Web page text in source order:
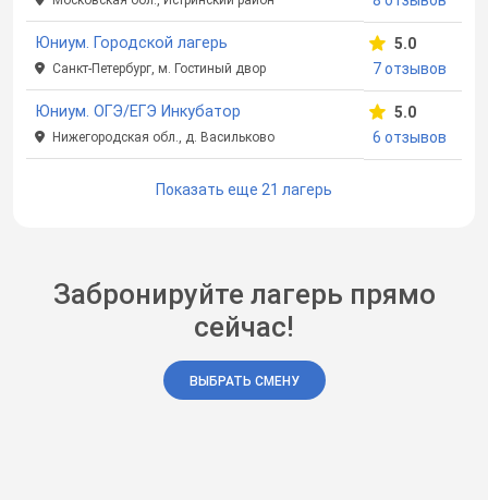
Юниум. Городской лагерь
Санкт-Петербург, м. Гостиный двор
5.0
7 отзывов
Юниум. ОГЭ/ЕГЭ Инкубатор
Нижегородская обл., д. Васильково
5.0
6 отзывов
Показать еще 21 лагерь
Забронируйте лагерь прямо
сейчас!
ВЫБРАТЬ СМЕНУ